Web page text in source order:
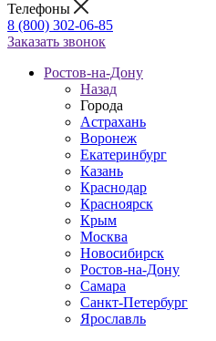
Телефоны
8 (800) 302-06-85
Заказать звонок
Ростов-на-Дону
Назад
Города
Астрахань
Воронеж
Екатеринбург
Казань
Краснодар
Красноярск
Крым
Москва
Новосибирск
Ростов-на-Дону
Самара
Санкт-Петербург
Ярославль